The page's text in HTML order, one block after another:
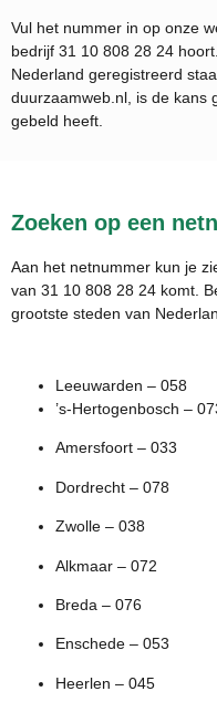
Vul het nummer in op onze
bedrijf 31 10 808 28 24
Nederland geregistreerd
duurzaamweb.nl, is de kans
gebeld heeft.
Zoeken op een
Aan het netnummer kun je
van 31 10 808 28 24 komt.
grootste steden van
Leeuwarden – 058
’s-Hertogenbosch –
Amersfoort – 033
Dordrecht – 078
Zwolle – 038
Alkmaar – 072
Breda – 076
Enschede – 053
Heerlen – 045